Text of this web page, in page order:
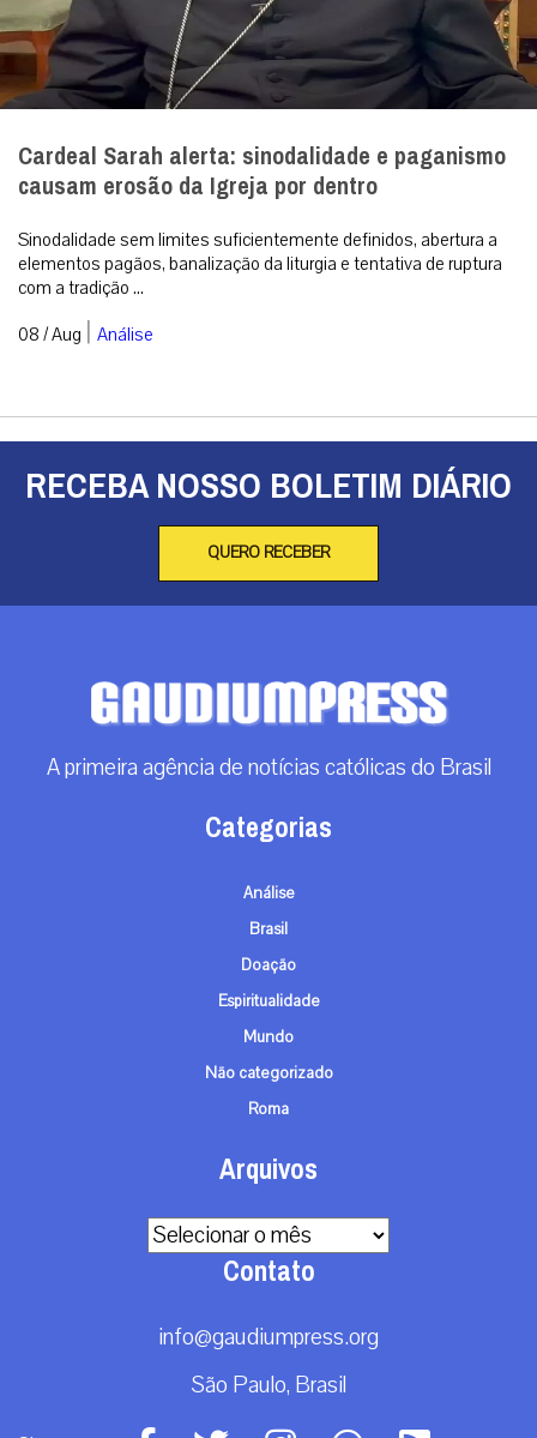
Cardeal Sarah alerta: sinodalidade e paganismo
causam erosão da Igreja por dentro
Sinodalidade sem limites suficientemente definidos, abertura a
elementos pagãos, banalização da liturgia e tentativa de ruptura
com a tradição ...
08 / Aug | Análise
RECEBA NOSSO BOLETIM DIÁRIO
QUERO RECEBER
A primeira agência de notícias católicas do Brasil
Categorias
Análise
Brasil
Doação
Espiritualidade
Mundo
Não categorizado
Roma
Arquivos
Arquivos
Contato
info@gaudiumpress.org
São Paulo, Brasil